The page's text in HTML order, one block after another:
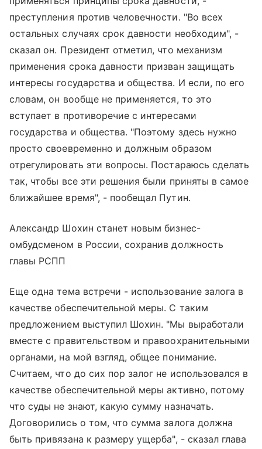
преступления против человечности. "Во всех
остальных случаях срок давности необходим", -
сказал он. Президент отметил, что механизм
применения срока давности призван защищать
интересы государства и общества. И если, по его
словам, он вообще не применяется, то это
вступает в противоречие с интересами
государства и общества. "Поэтому здесь нужно
просто своевременно и должным образом
отрегулировать эти вопросы. Постараюсь сделать
так, чтобы все эти решения были приняты в самое
ближайшее время", - пообещал Путин.
Александр Шохин станет новым бизнес-
омбудсменом в России, сохранив должность
главы РСПП
Еще одна тема встречи - использование залога в
качестве обеспечительной меры. С таким
предложением выступил Шохин. "Мы выработали
вместе с правительством и правоохранительными
органами, на мой взгляд, общее понимание.
Считаем, что до сих пор залог не использовался в
качестве обеспечительной меры активно, потому
что суды не знают, какую сумму назначать.
Договорились о том, что сумма залога должна
быть привязана к размеру ущерба", - сказал глава